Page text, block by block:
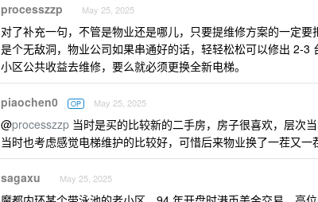
processzzp May 25, 2025
对了补充一句，不管是物业还是哪儿，只要提维修方案的一定
是个无敌洞，物业公司如果串通好的话，轻轻松松可以修出 2-3
小区公共收益去维修，要么就必须更换全新电梯。
piaochen0 OP May 25, 2025
@processzzp 当时是买的比较新的二手房，房子很喜欢，层次
当时也考虑感觉电梯维护的比较好，可惜后来物业换了一茬又一
sagaxu May 25, 2025